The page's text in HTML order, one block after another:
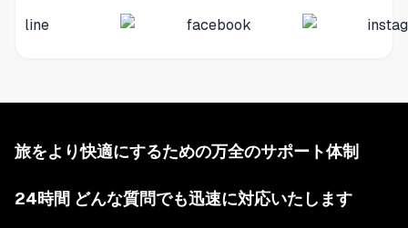
旅をより快適にするための万全のサポート体制
24時間 どんな質問でも迅速に対応いたします